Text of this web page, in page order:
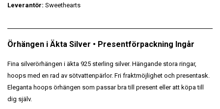
Leverantör: Sweethearts
Örhängen i Äkta Silver • Presentförpackning Ingår
Fina silverörhängen i äkta 925 sterling silver. Hängande stora ringar,
hoops med en rad av sötvattenpärlor. Fri fraktmöjlighet och presentask.
Eleganta hoops örhängen som passar bra till present eller att köpa till
dig själv.